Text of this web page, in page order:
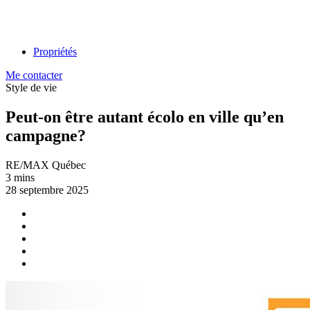
Propriétés
Me contacter
Style de vie
Peut-on être autant écolo en ville qu’en
campagne?
RE/MAX Québec
3 mins
28 septembre 2025